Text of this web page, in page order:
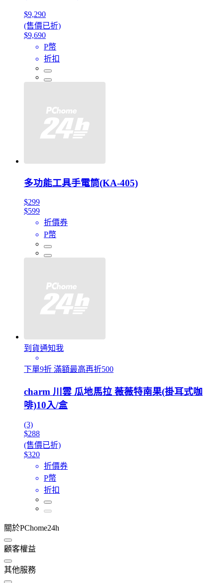
$9,290
(售價已折)
$9,690
P幣
折扣
多功能工具手電筒(KA-405)
$299
$599
折價券
P幣
到貨通知我
下單9折 滿額最高再折500
charm 川雲 瓜地馬拉 薇薇特南果(掛耳式咖
啡)10入/盒
(3)
$288
(售價已折)
$320
折價券
P幣
折扣
關於PChome24h
顧客權益
其他服務